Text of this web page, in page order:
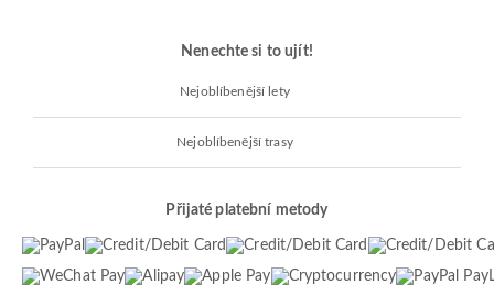
Nenechte si to ujít!
Nejoblíbenější lety
Nejoblíbenější trasy
Přijaté platební metody